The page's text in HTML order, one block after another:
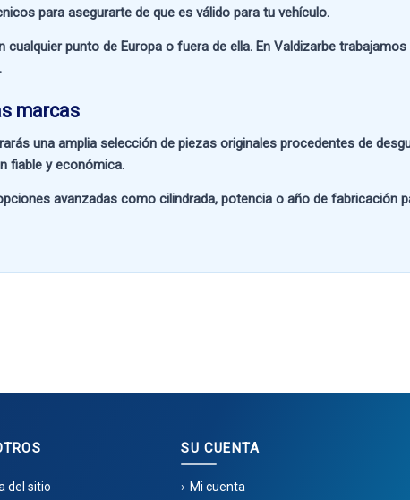
para asegurarte de que es válido para tu vehículo.
punto de Europa o fuera de ella. En Valdizarbe trabajamos
marcas
una amplia selección de piezas originales procedentes de
fiable y económica.
avanzadas como cilindrada, potencia o año de fabricación
del sitio
SU CUENTA
Mi cuenta